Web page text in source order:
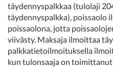
täydennyspalkkaa (tulolaji
täydennyspalkka), poissaolo
poissaolona, jotta
viivästy. Maksaja ilmoittaa
palkkatietoilmoituksella
kun tulonsaaja on toimittanut